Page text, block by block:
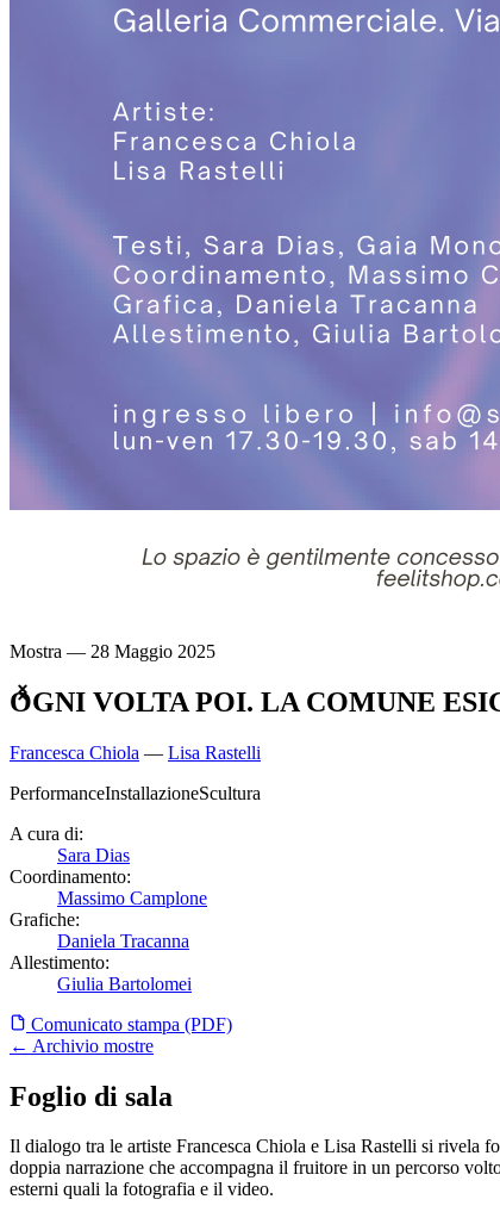
Mostra — 28 Maggio 2025
OGNI VOLTA POI. LA COMUNE
Francesca Chiola — Lisa Rastelli
PerformanceInstallazioneScultura
A cura di:
Sara Dias
Coordinamento:
Massimo Camplone
Grafiche:
Daniela Tracanna
Allestimento:
Giulia Bartolomei
Comunicato stampa (PDF)
← Archivio mostre
Foglio di sala
Il dialogo tra le artiste Francesca Chiola e Lisa Rastelli si rivela
doppia narrazione che accompagna il fruitore in un percorso
esterni quali la fotografia e il video.